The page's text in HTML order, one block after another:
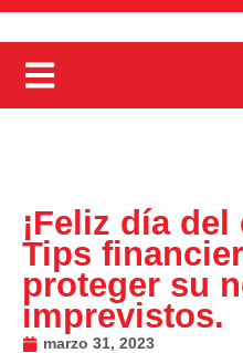
¡Feliz día
Tips
proteger su
imprevistos.
marzo 31, 2023